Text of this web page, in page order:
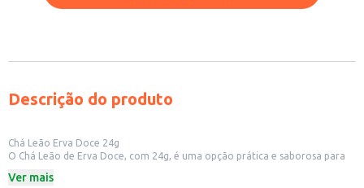
Descrição do produto
Chá Leão Erva Doce 24g
O Chá Leão de Erva Doce, com 24g, é uma opção prática e saborosa para
momentos do dia, o chá de erva doce é conhecido por suas propriedades e
Ver mais